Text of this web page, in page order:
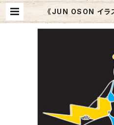
《JUN OSON イラ
CJ-6／
Arts